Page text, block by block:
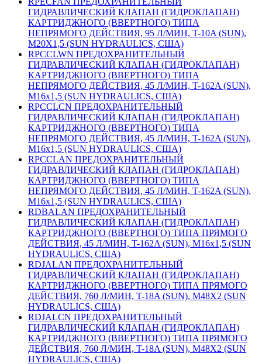
ГИДРАВЛИЧЕСКИЙ КЛАПАН (ГИДРОКЛАПАН)
КАРТРИДЖНОГО (ВВЕРТНОГО) ТИПА
НЕПРЯМОГО ДЕЙСТВИЯ, 95 Л/МИН, T-10A (SUN),
M20X1,5 (SUN HYDRAULICS, США)
RPCCLWN ПРЕДОХРАНИТЕЛЬНЫЙ
ГИДРАВЛИЧЕСКИЙ КЛАПАН (ГИДРОКЛАПАН)
КАРТРИДЖНОГО (ВВЕРТНОГО) ТИПА
НЕПРЯМОГО ДЕЙСТВИЯ, 45 Л/МИН, T-162A (SUN),
M16x1,5 (SUN HYDRAULICS, США)
RPCCLCN ПРЕДОХРАНИТЕЛЬНЫЙ
ГИДРАВЛИЧЕСКИЙ КЛАПАН (ГИДРОКЛАПАН)
КАРТРИДЖНОГО (ВВЕРТНОГО) ТИПА
НЕПРЯМОГО ДЕЙСТВИЯ, 45 Л/МИН, T-162A (SUN),
M16x1,5 (SUN HYDRAULICS, США)
RPCCLAN ПРЕДОХРАНИТЕЛЬНЫЙ
ГИДРАВЛИЧЕСКИЙ КЛАПАН (ГИДРОКЛАПАН)
КАРТРИДЖНОГО (ВВЕРТНОГО) ТИПА
НЕПРЯМОГО ДЕЙСТВИЯ, 45 Л/МИН, T-162A (SUN),
M16x1,5 (SUN HYDRAULICS, США)
RDBALAN ПРЕДОХРАНИТЕЛЬНЫЙ
ГИДРАВЛИЧЕСКИЙ КЛАПАН (ГИДРОКЛАПАН)
КАРТРИДЖНОГО (ВВЕРТНОГО) ТИПА ПРЯМОГО
ДЕЙСТВИЯ, 45 Л/МИН, T-162A (SUN), M16x1,5 (SUN
HYDRAULICS, США)
RDJALAN ПРЕДОХРАНИТЕЛЬНЫЙ
ГИДРАВЛИЧЕСКИЙ КЛАПАН (ГИДРОКЛАПАН)
КАРТРИДЖНОГО (ВВЕРТНОГО) ТИПА ПРЯМОГО
ДЕЙСТВИЯ, 760 Л/МИН, T-18A (SUN), M48X2 (SUN
HYDRAULICS, США)
RDJALCN ПРЕДОХРАНИТЕЛЬНЫЙ
ГИДРАВЛИЧЕСКИЙ КЛАПАН (ГИДРОКЛАПАН)
КАРТРИДЖНОГО (ВВЕРТНОГО) ТИПА ПРЯМОГО
ДЕЙСТВИЯ, 760 Л/МИН, T-18A (SUN), M48X2 (SUN
HYDRAULICS, США)